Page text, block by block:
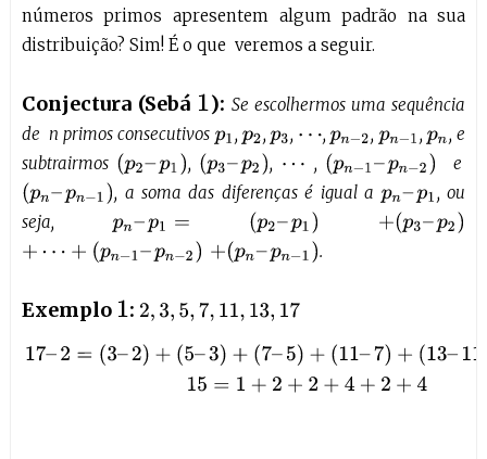
números primos apresentem algum padrão na sua
distribuição? Sim! É o que veremos a seguir.
Conjectura (Sebá 1 ): Se escolhermos uma sequência
de n primos consecutivos p1 ,p2, p3, ⋯ ,pn−2, pn−1 ,pn, e
subtrairmos (p2–p1) , (p3–p2) , ⋯ , (pn−1–pn−2)
e
(pn–pn−1) , a soma das diferenças é igual a pn–p1 , ou
seja, pn–p1= (p2–p1) +(p3–p2)
+⋯ + (pn−1–pn− 2) +(pn–pn−1) .
Exemplo 1: 2,3,5, 7,11,13,17
17–2 =(3–2)+(5 –3)+(7– 5)+(11– 7)+ (13 –11)+(17 –13 )15=1+2+